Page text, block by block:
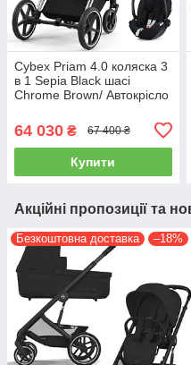
Cybex Priam 4.0 коляска 3
в 1 Sepia Black шасі
Chrome Brown/ Автокрісло
64 030 ₴ 67 400 ₴
Купити
Акційні пропозиції та
Безкоштовна доставка –18%